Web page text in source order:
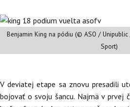
Benjamin King na pódiu (© ASO /
Sport)
V deviatej etape sa znovu presadili
bojovať o svoju šancu. Najmä v prvej